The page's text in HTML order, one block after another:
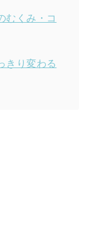
むくみ・コ
きり変わる